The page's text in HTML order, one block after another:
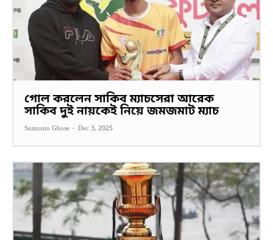
গোল করলেন সাকিব ম্যাচসেরা আরেক
সাকিব দুই নায়কেই নিয়ে জমজমাট ম্যাচ
Sumonto Ghose - Dec 3, 2025